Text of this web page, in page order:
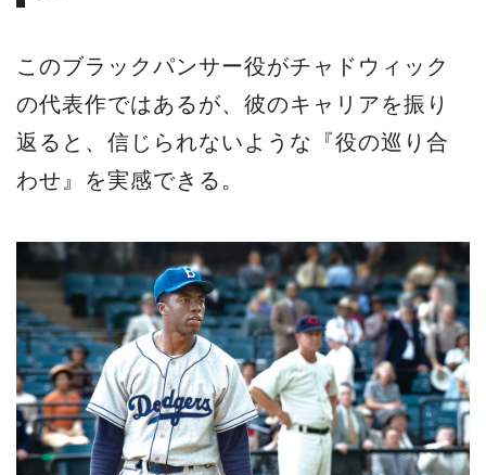
このブラックパンサー役がチャドウィック
の代表作ではあるが、彼のキャリアを振り
返ると、信じられないような『役の巡り合
わせ』を実感できる。